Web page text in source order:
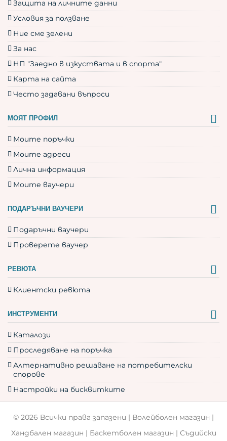
Защита на личните данни
Условия за ползване
Ние сме зелени
За нас
НП "Заедно в изкуствата и в спорта"
Карта на сайта
Често задавани въпроси
МОЯТ ПРОФИЛ
Моите поръчки
Моите адреси
Лична информация
Моите ваучери
ПОДАРЪЧНИ ВАУЧЕРИ
Подаръчни ваучери
Проверете ваучер
РЕВЮТА
Клиентски ревюта
ИНСТРУМЕНТИ
Каталози
Проследяване на поръчка
Алтернативно решаване на потребителски
спорове
Настройки на бисквитките
© 2026 Всички права запазени | Волейболен магазин |
Хандбален магазин | Баскетболен магазин | Съдийски